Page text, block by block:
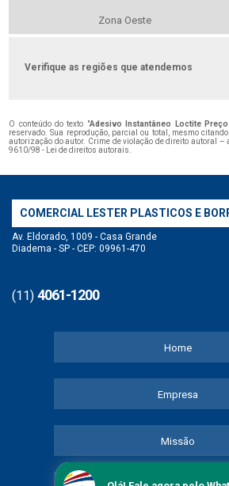
Zona Oeste
Verifique as regiões que atendemos
O conteúdo do texto "Adesivo Instantâneo Loctite
reservado. Sua reprodução, parcial ou total, mesmo
autorização do autor. Crime de violação de direito autoral –
9610/98 - Lei de direitos autorais.
COMERCIAL LESTER PLASTICOS E
Av. Eldorado, 1009 - Casa Grande
Diadema - SP - CEP: 09961-470
(11) 4061-1200
Home
Empresa
Missão